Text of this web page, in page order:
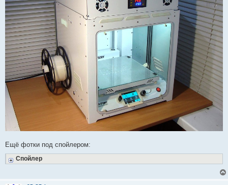
Ещё фотки под спойлером:
Спойлер